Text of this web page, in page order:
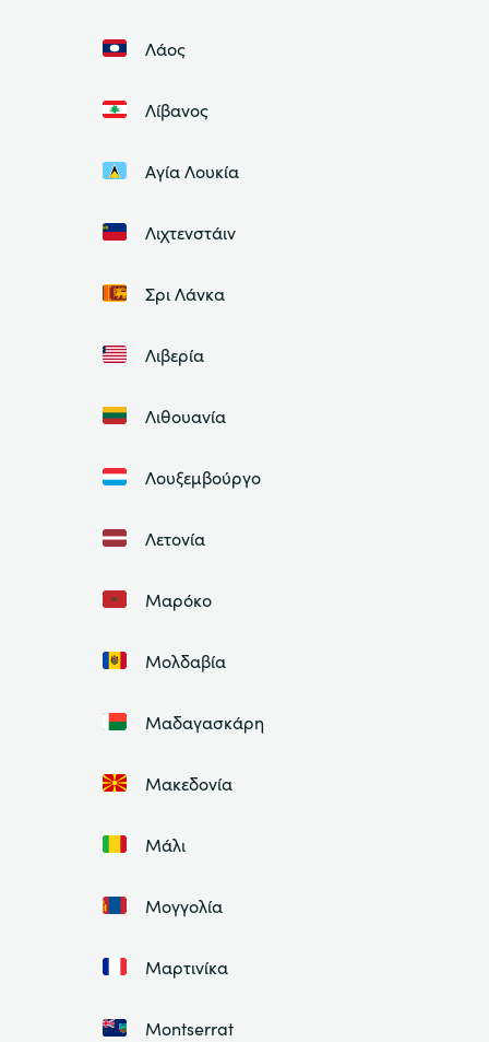
Λάος
Λίβανος
Αγία Λουκία
Λιχτενστάιν
Σρι Λάνκα
Λιβερία
Λιθουανία
Λουξεμβούργο
Λετονία
Μαρόκο
Μολδαβία
Μαδαγασκάρη
Μακεδονία
Μάλι
Μογγολία
Μαρτινίκα
Montserrat